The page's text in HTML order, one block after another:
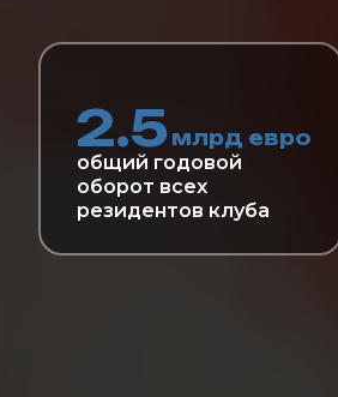
общий годовой
оборот всех
резидентов клуба
млрд евро
2.5